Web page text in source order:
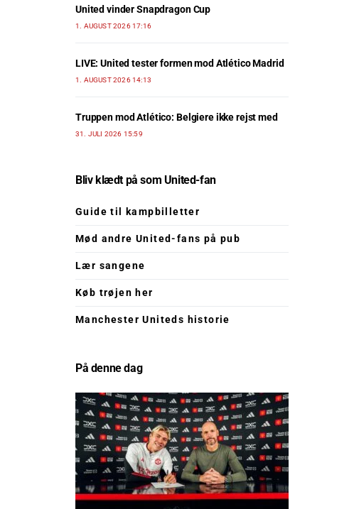
United vinder Snapdragon Cup
1. AUGUST 2026 17:16
LIVE: United tester formen mod Atlético Madrid
1. AUGUST 2026 14:13
Truppen mod Atlético: Belgiere ikke rejst med
31. JULI 2026 15:59
Bliv klædt på som United-fan
Guide til kampbilletter
Mød andre United-fans på pub
Lær sangene
Køb trøjen her
Manchester Uniteds historie
På denne dag